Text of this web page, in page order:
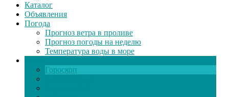
Каталог
Объявления
Погода
Прогноз ветра в проливе
Прогноз погоды на неделю
Температура воды в море
Гороскоп